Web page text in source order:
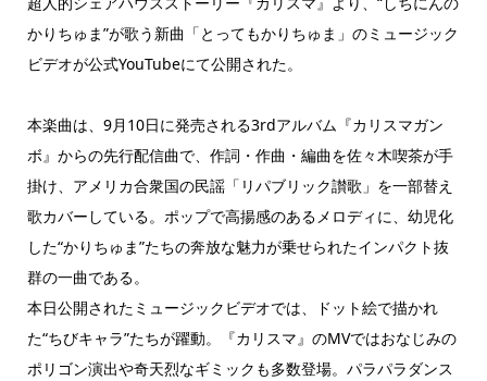
かりちゅま”が歌う新曲「とってもかりちゅま」のミュージック
ビデオが公式YouTubeにて公開された。
本楽曲は、9月10日に発売される3rdアルバム『カリスマガン
ボ』からの先行配信曲で、作詞・作曲・編曲を佐々木喫茶が手
掛け、アメリカ合衆国の民謡「リパブリック讃歌」を一部替え
歌カバーしている。ポップで高揚感のあるメロディに、幼児化
した“かりちゅま”たちの奔放な魅力が乗せられたインパクト抜
群の一曲である。
本日公開されたミュージックビデオでは、ドット絵で描かれ
た“ちびキャラ”たちが躍動。『カリスマ』のMVではおなじみの
ポリゴン演出や奇天烈なギミックも多数登場。パラパラダンス